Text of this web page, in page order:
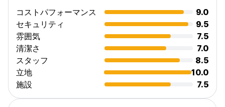
年齢制限: 16 歳から 45 歳までのお客様のみご宿泊いただけま
す。
重要: 当社の建物に入るには、コード 1992# を使用してくださ
い。 (Auto-translated from original language)
コストパフォーマンス
9.0
セキュリティ
9.5
雰囲気
7.5
清潔さ
7.0
スタッフ
8.5
立地
10.0
施設
7.5